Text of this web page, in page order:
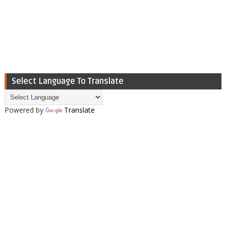
Select Language To Translate
Powered by Translate